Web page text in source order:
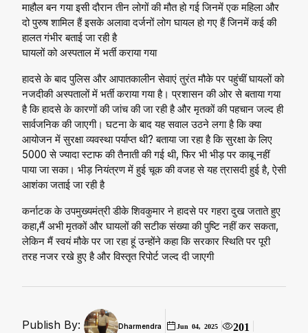
माहौल बन गया इसी दौरान तीन लोगों की मौत हो गई जिनमें एक महिला और
दो पुरुष शामिल हैं इसके अलावा दर्जनों लोग घायल हो गए हैं जिनमें कई की
हालत गंभीर बताई जा रही है
घायलों को अस्पताल में भर्ती कराया गया
हादसे के बाद पुलिस और आपातकालीन सेवाएं तुरंत मौके पर पहुंचीं घायलों को
नजदीकी अस्पतालों में भर्ती कराया गया है। प्रशासन की ओर से बताया गया
है कि हादसे के कारणों की जांच की जा रही है और मृतकों की पहचान जल्द ही
सार्वजनिक की जाएगी। घटना के बाद यह सवाल उठने लगा है कि क्या
आयोजन में सुरक्षा व्यवस्था पर्याप्त थी? बताया जा रहा है कि सुरक्षा के लिए
5000 से ज्यादा स्टाफ की तैनाती की गई थी, फिर भी भीड़ पर काबू नहीं
पाया जा सका। भीड़ नियंत्रण में हुई चूक की वजह से यह त्रासदी हुई है, ऐसी
आशंका जताई जा रही है
कर्नाटक के उपमुख्यमंत्री डीके शिवकुमार ने हादसे पर गहरा दुख जताते हुए
कहा,मैं अभी मृतकों और घायलों की सटीक संख्या की पुष्टि नहीं कर सकता,
लेकिन मैं स्वयं मौके पर जा रहा हूं उन्होंने कहा कि सरकार स्थिति पर पूरी
तरह नजर रखे हुए है और विस्तृत रिपोर्ट जल्द दी जाएगी
Publish By: Dharmendra Jun 04, 2025 201